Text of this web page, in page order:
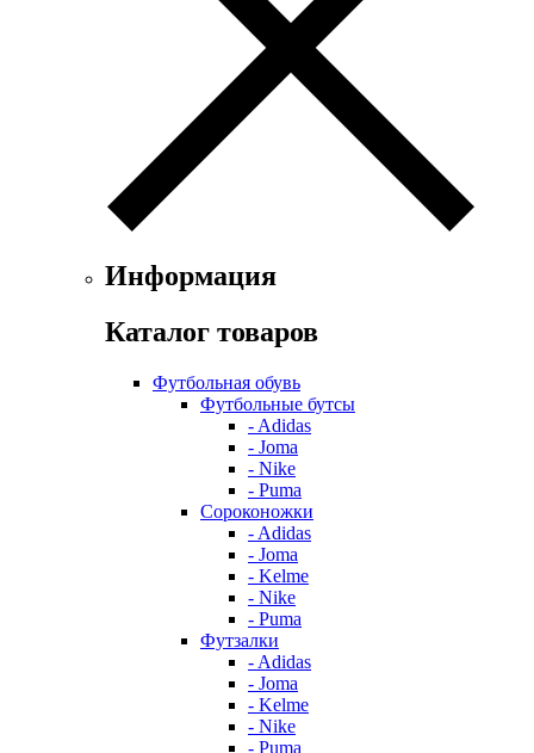
Информация
Каталог товаров
Футбольная обувь
Футбольные бутсы
- Adidas
- Joma
- Nike
- Puma
Сороконожки
- Adidas
- Joma
- Kelme
- Nike
- Puma
Футзалки
- Adidas
- Joma
- Kelme
- Nike
- Puma